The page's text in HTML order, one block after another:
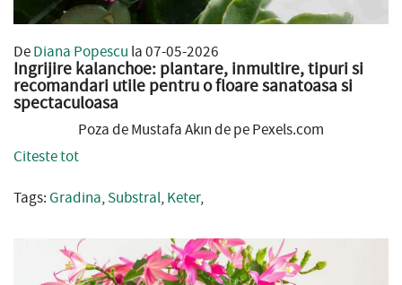
DeDiana Popescu la 07-05-2026
Ingrijire kalanchoe: plantare, inmultire, tipuri si
recomandari utile pentru o floare sanatoasa si
spectaculoasa
Poza de Mustafa Akın de pe Pexels.com
Citeste tot
Tags: Gradina,Substral,Keter,